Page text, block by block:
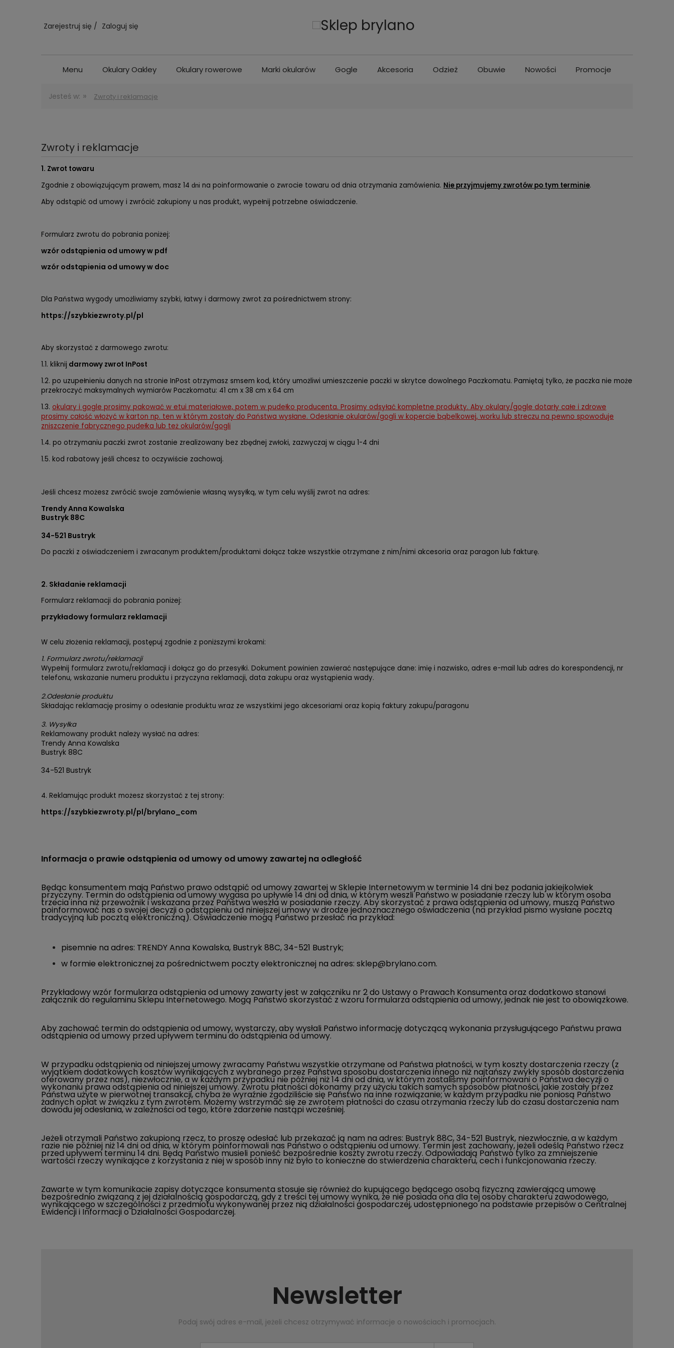
Zarejestruj się Zaloguj się
Menu Okulary Oakley Okulary rowerowe Marki okularów Gogle Akcesoria Odzież Obuwie Nowości Promocje
Jesteś w: » Zwroty i reklamacje
Zwroty i reklamacje
1. Zwrot towaru
Zgodnie z obowiązującym prawem, masz 14 dni na poinformowanie o zwrocie towaru od dnia otrzymania zamówienia. Nie przyjmujemy zwrotów po tym terminie.
Aby odstąpić od umowy i zwrócić zakupiony u nas produkt, wypełnij potrzebne oświadczenie.
Formularz zwrotu do pobrania poniżej:
wzór odstąpienia od umowy w pdf
wzór odstąpienia od umowy w doc
Dla Państwa wygody umożliwiamy szybki, łatwy i darmowy zwrot za pośrednictwem strony:
https://szybkiezwroty.pl/pl
Aby skorzystać z darmowego zwrotu:
1.1. kliknij darmowy zwrot InPost
1.2. po uzupełnieniu danych na stronie InPost otrzymasz smsem kod, który umożliwi umieszczenie paczki w skrytce dowolnego Paczkomatu. Pamiętaj tylko, że paczka nie może
przekroczyć maksymalnych wymiarów Paczkomatu: 41 cm x 38 cm x 64 cm
1.3. okulary i gogle prosimy pakować w etui materiałowe, potem w pudełko producenta. Prosimy odsyłać kompletne produkty. Aby okulary/gogle dotarły całe i zdrowe
prosimy całość włożyć w karton np. ten w którym zostały do Państwa wysłane. Odesłanie okularów/gogli w kopercie bąbelkowej, worku lub streczu na pewno spowoduje
zniszczenie fabrycznego pudełka lub też okularów/gogli
1.4. po otrzymaniu paczki zwrot zostanie zrealizowany bez zbędnej zwłoki, zazwyczaj w ciągu 1-4 dni
1.5. kod rabatowy jeśli chcesz to oczywiście zachowaj.
Jeśli chcesz możesz zwrócić swoje zamówienie własną wysyłką, w tym celu wyślij zwrot na adres:
Trendy Anna Kowalska
Bustryk 88C
34-521 Bustryk
Do paczki z oświadczeniem i zwracanym produktem/produktami dołącz także wszystkie otrzymane z nim/nimi akcesoria oraz paragon lub fakturę.
2. Składanie reklamacji
Formularz reklamacji do pobrania poniżej:
przykładowy formularz reklamacji
W celu złożenia reklamacji, postępuj zgodnie z poniższymi krokami:
1. Formularz zwrotu/reklamacji
Wypełnij formularz zwrotu/reklamacji i dołącz go do przesyłki. Dokument powinien zawierać następujące dane: imię i nazwisko, adres e-mail lub adres do korespondencji, nr
telefonu, wskazanie numeru produktu i przyczyna reklamacji, data zakupu oraz wystąpienia wady.
2.Odesłanie produktu
Składając reklamację prosimy o odesłanie produktu wraz ze wszystkimi jego akcesoriami oraz kopią faktury zakupu/paragonu
3. Wysyłka
Reklamowany produkt należy wysłać na adres:
Trendy Anna Kowalska
Bustryk 88C
34-521 Bustryk
4. Reklamując produkt możesz skorzystać z tej strony:
https://szybkiezwroty.pl/pl/brylano_com
Informacja o prawie odstąpienia od umowy od umowy zawartej na odległość
Będąc konsumentem mają Państwo prawo odstąpić od umowy zawartej w Sklepie Internetowym w terminie 14 dni bez podania jakiejkolwiek
przyczyny. Termin do odstąpienia od umowy wygasa po upływie 14 dni od dnia, w którym weszli Państwo w posiadanie rzeczy lub w którym osoba
trzecia inna niż przewoźnik i wskazana przez Państwa weszła w posiadanie rzeczy. Aby skorzystać z prawa odstąpienia od umowy, muszą Państwo
poinformować nas o swojej decyzji o odstąpieniu od niniejszej umowy w drodze jednoznacznego oświadczenia (na przykład pismo wysłane pocztą
tradycyjną lub pocztą elektroniczną). Oświadczenie mogą Państwo przesłać na przykład:
pisemnie na adres: TRENDY Anna Kowalska, Bustryk 88C, 34-521 Bustryk;
w formie elektronicznej za pośrednictwem poczty elektronicznej na adres: sklep@brylano.com.
Przykładowy wzór formularza odstąpienia od umowy zawarty jest w załączniku nr 2 do Ustawy o Prawach Konsumenta oraz dodatkowo stanowi
załącznik do regulaminu Sklepu Internetowego. Mogą Państwo skorzystać z wzoru formularza odstąpienia od umowy, jednak nie jest to obowiązkowe.
Aby zachować termin do odstąpienia od umowy, wystarczy, aby wysłali Państwo informację dotyczącą wykonania przysługującego Państwu prawa
odstąpienia od umowy przed upływem terminu do odstąpienia od umowy.
W przypadku odstąpienia od niniejszej umowy zwracamy Państwu wszystkie otrzymane od Państwa płatności, w tym koszty dostarczenia rzeczy (z
wyjątkiem dodatkowych kosztów wynikających z wybranego przez Państwa sposobu dostarczenia innego niż najtańszy zwykły sposób dostarczenia
oferowany przez nas), niezwłocznie, a w każdym przypadku nie później niż 14 dni od dnia, w którym zostaliśmy poinformowani o Państwa decyzji o
wykonaniu prawa odstąpienia od niniejszej umowy. Zwrotu płatności dokonamy przy użyciu takich samych sposobów płatności, jakie zostały przez
Państwa użyte w pierwotnej transakcji, chyba że wyraźnie zgodziliście się Państwo na inne rozwiązanie; w każdym przypadku nie poniosą Państwo
żadnych opłat w związku z tym zwrotem. Możemy wstrzymać się ze zwrotem płatności do czasu otrzymania rzeczy lub do czasu dostarczenia nam
dowodu jej odesłania, w zależności od tego, które zdarzenie nastąpi wcześniej.
Jeżeli otrzymali Państwo zakupioną rzecz, to proszę odesłać lub przekazać ją nam na adres: Bustryk 88C, 34-521 Bustryk, niezwłocznie, a w każdym
razie nie później niż 14 dni od dnia, w którym poinformowali nas Państwo o odstąpieniu od umowy. Termin jest zachowany, jeżeli odeślą Państwo rzecz
przed upływem terminu 14 dni. Będą Państwo musieli ponieść bezpośrednie koszty zwrotu rzeczy. Odpowiadają Państwo tylko za zmniejszenie
wartości rzeczy wynikające z korzystania z niej w sposób inny niż było to konieczne do stwierdzenia charakteru, cech i funkcjonowania rzeczy.
Zawarte w tym komunikacie zapisy dotyczące konsumenta stosuje się również do kupującego będącego osobą fizyczną zawierającą umowę
bezpośrednio związaną z jej działalnością gospodarczą, gdy z treści tej umowy wynika, że nie posiada ona dla tej osoby charakteru zawodowego,
wynikającego w szczególności z przedmiotu wykonywanej przez nią działalności gospodarczej, udostępnionego na podstawie przepisów o Centralnej
Ewidencji i Informacji o Działalności Gospodarczej.
Newsletter
Podaj swój adres e-mail, jeżeli chcesz otrzymywać informacje o nowościach i promocjach.